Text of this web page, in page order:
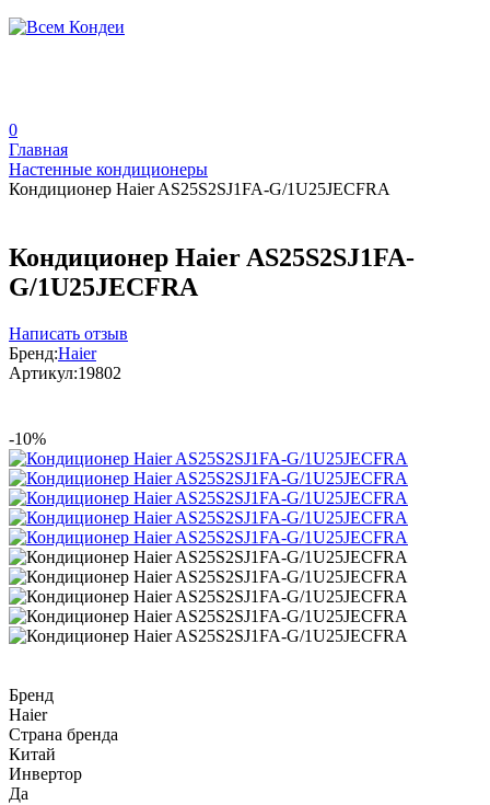
0
Главная
Настенные кондиционеры
Кондиционер Haier AS25S2SJ1FA-G/1U25JECFRA
Кондиционер Haier AS25S2SJ1FA-
G/1U25JECFRA
Написать отзыв
Бренд:Haier
Артикул:19802
-10%
Бренд
Haier
Страна бренда
Китай
Инвертор
Да